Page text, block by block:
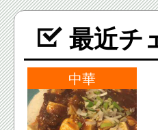
最近チ
中華